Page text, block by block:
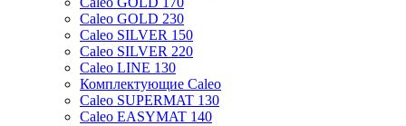
Caleo GOLD 230
Caleo SILVER 150
Caleo SILVER 220
Caleo LINE 130
Комплектующие Caleo
Caleo SUPERMAT 130
Caleo EASYMAT 140